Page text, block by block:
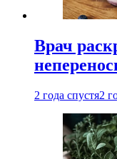
Врач
2 года спустя2